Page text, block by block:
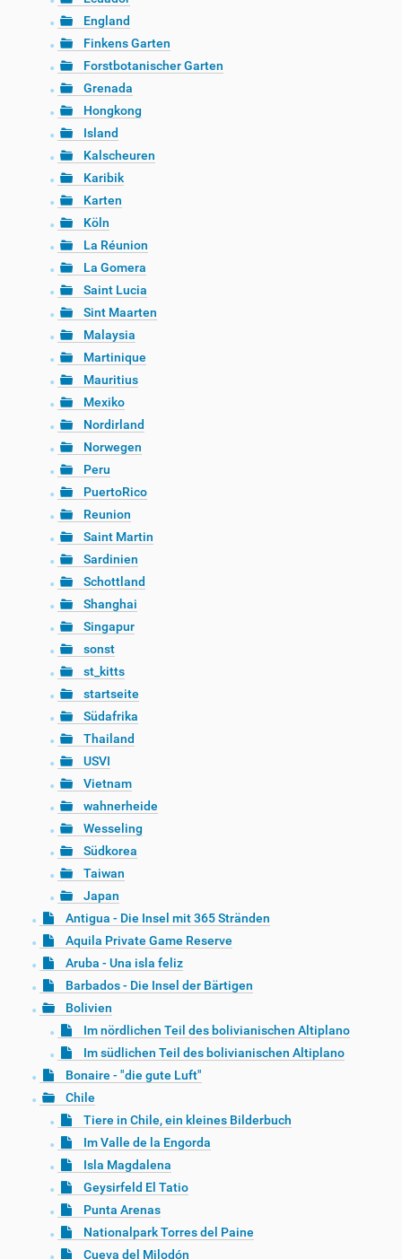
England
Finkens Garten
Forstbotanischer Garten
Grenada
Hongkong
Island
Kalscheuren
Karibik
Karten
Köln
La Réunion
La Gomera
Saint Lucia
Sint Maarten
Malaysia
Martinique
Mauritius
Mexiko
Nordirland
Norwegen
Peru
PuertoRico
Reunion
Saint Martin
Sardinien
Schottland
Shanghai
Singapur
sonst
st_kitts
startseite
Südafrika
Thailand
USVI
Vietnam
wahnerheide
Wesseling
Südkorea
Taiwan
Japan
Antigua - Die Insel mit 365 Stränden
Aquila Private Game Reserve
Aruba - Una isla feliz
Barbados - Die Insel der Bärtigen
Bolivien
Im nördlichen Teil des bolivianischen Altiplano
Im südlichen Teil des bolivianischen Altiplano
Bonaire - "die gute Luft"
Chile
Tiere in Chile, ein kleines Bilderbuch
Im Valle de la Engorda
Isla Magdalena
Geysirfeld El Tatio
Punta Arenas
Nationalpark Torres del Paine
Cueva del Milodón